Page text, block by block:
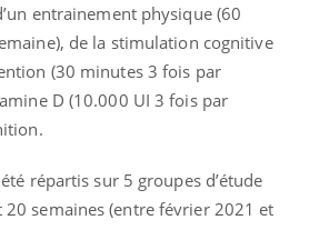
entrainement physique (60
de la stimulation cognitive
(30 minutes 3 fois par
D (10.000 UI 3 fois par
répartis sur 5 groupes d’étude
20 semaines (entre février 2021 et